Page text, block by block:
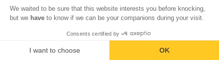
Tous droits réservés
We waited to be sure that this website interests you before knocking,
but we have to know if we can be your companions during your visit.
Consents certified by
I want to choose OK